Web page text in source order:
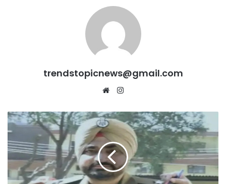
trendstopicnews@gmail.com
Website
Ludhiana
ने
Duty
के
दौरान